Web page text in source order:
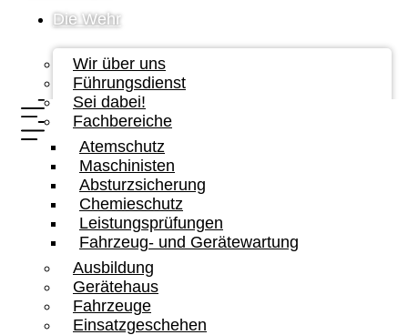
Die Wehr
Wir über uns
Führungsdienst
Sei dabei!
Fachbereiche
Atemschutz
Maschinisten
Absturzsicherung
Chemieschutz
Leistungsprüfungen
Fahrzeug- und Gerätewartung
Ausbildung
Gerätehaus
Fahrzeuge
Einsatzgeschehen